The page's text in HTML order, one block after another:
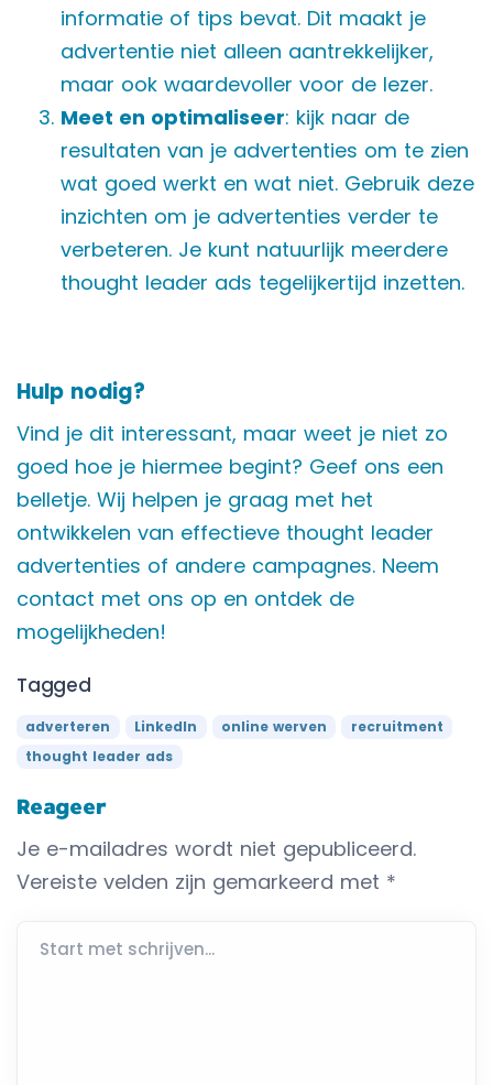
informatie of tips bevat. Dit maakt je
advertentie niet alleen aantrekkelijker,
maar ook waardevoller voor de lezer.
Meet en optimaliseer: kijk naar de
resultaten van je advertenties om te zien
wat goed werkt en wat niet. Gebruik deze
inzichten om je advertenties verder te
verbeteren. Je kunt natuurlijk meerdere
thought leader ads tegelijkertijd inzetten.
Hulp nodig?
Vind je dit interessant, maar weet je niet zo
goed hoe je hiermee begint? Geef ons een
belletje. Wij helpen je graag met het
ontwikkelen van effectieve thought leader
advertenties of andere campagnes. Neem
contact met ons op en ontdek de
mogelijkheden!
Tagged
adverteren LinkedIn online werven
recruitment
thought leader ads
Reageer
Je e-mailadres wordt niet gepubliceerd.
Vereiste velden zijn gemarkeerd met *